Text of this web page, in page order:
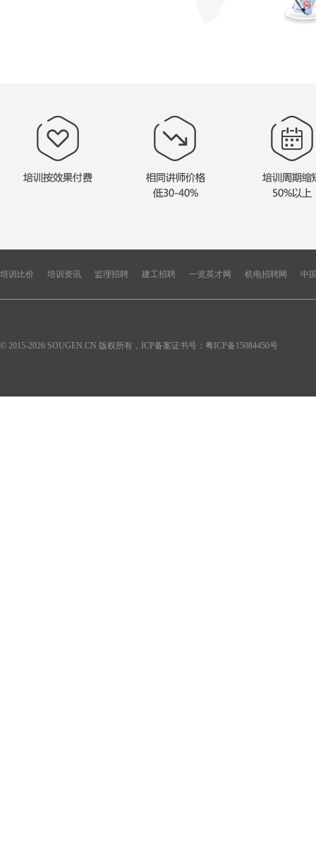
培训比价 培训资讯 监理招聘 建工招聘 一览英才网 机电招聘网 中
© 2015-2026 SOUGEN.CN 版权所有，ICP备案证书号： 粤ICP备15084450号